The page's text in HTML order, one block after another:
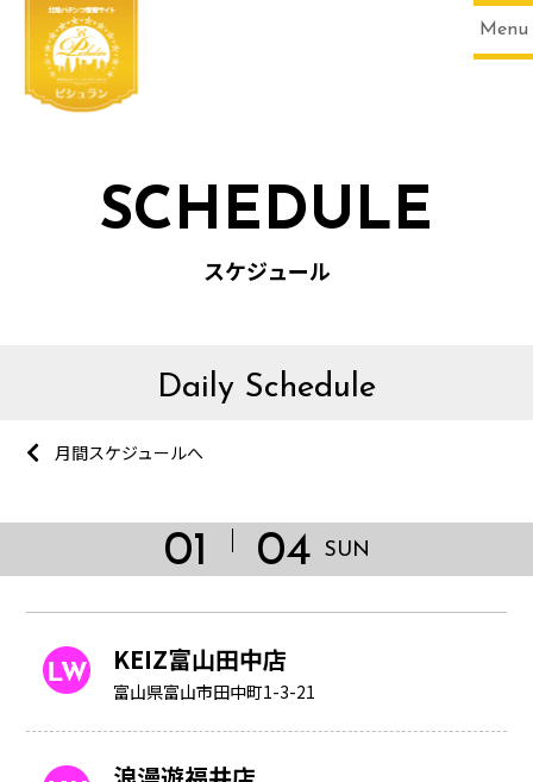
Menu
SCHEDULE
スケジュール
Daily Schedule
月間スケジュールへ
01 04 SUN
KEIZ富山田中店
富山県富山市田中町1-3-21